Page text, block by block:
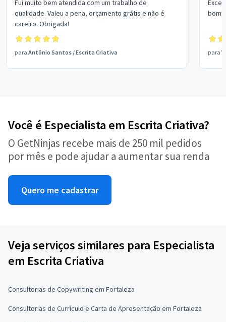
Fui muito bem atendida com um trabalho de
qualidade. Valeu a pena, orçamento grátis e não é
careiro. Obrigada!
para Antônio Santos /Escrita Criativa
bom
para
Você é Especialista em Escrita Criativa?
O GetNinjas recebe mais de 250 mil pedidos
por mês e pode ajudar a aumentar sua renda
Quero me cadastrar
Veja serviços similares para Especialista
em Escrita Criativa
Consultorias de Copywriting em Fortaleza
Consultorias de Currículo e Carta de Apresentação em Fortaleza